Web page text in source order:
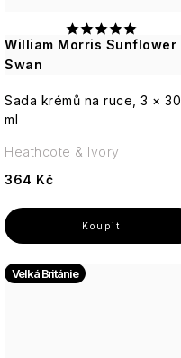
William Morris Sunflower
Swan
Sada krémů na ruce, 3 × 30
ml
364 Kč
Heathcote & Ivory
Velká Británie